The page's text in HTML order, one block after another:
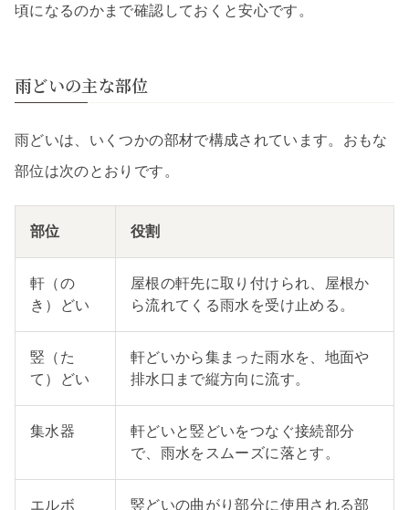
頃になるのかまで確認しておくと安心です。
雨どいの主な部位
雨どいは、いくつかの部材で構成されています。おもな
部位は次のとおりです。
部位 役割
軒（の
き）どい
屋根の軒先に取り付けられ、屋根か
ら流れてくる雨水を受け止める。
竪（た
て）どい
軒どいから集まった雨水を、地面や
排水口まで縦方向に流す。
集水器
軒どいと竪どいをつなぐ接続部分
で、雨水をスムーズに落とす。
エルボ
竪どいの曲がり部分に使用される部